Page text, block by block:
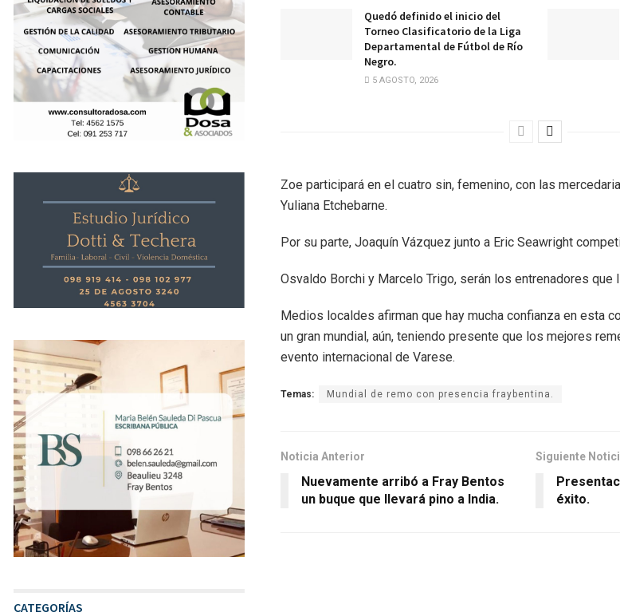
Quedó definido el inicio del
Torneo Clasificatorio de la Liga
Departamental de Fútbol de Río
Negro.
5 AGOSTO, 2026
Zoe participará en el cuatro sin, femenino, con las
Yuliana Etchebarne.
Por su parte, Joaquín Vázquez junto a Eric Seawright
Osvaldo Borchi y Marcelo Trigo, serán los entrenadores que
Medios localdes afirman que hay mucha confianza en esta
un gran mundial, aún, teniendo presente que los mejores
evento internacional de Varese.
Temas: Mundial de remo con presencia fraybentina.
Noticia Anterior
Nuevamente arribó a Fray Bentos
un buque que llevará pino a India.
Siguiente
éxito.
CATEGORÍAS